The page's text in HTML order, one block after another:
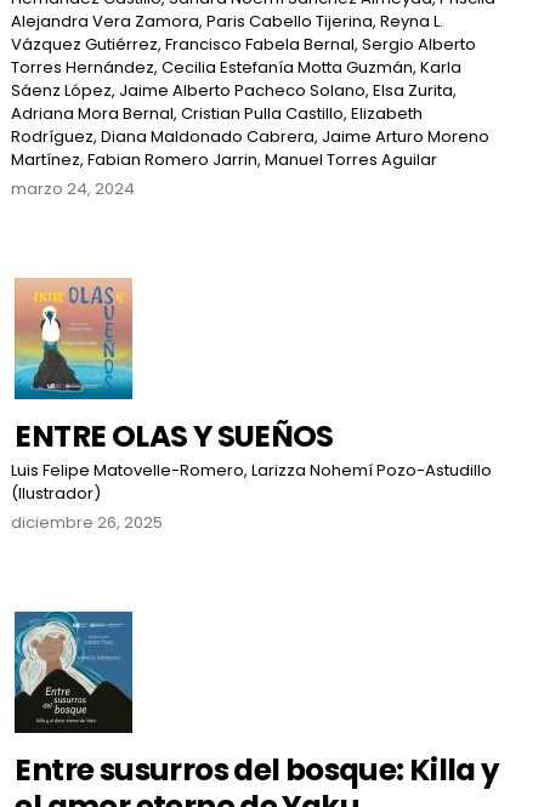
Alejandra Vera Zamora, Paris Cabello Tijerina, Reyna L.
Vázquez Gutiérrez, Francisco Fabela Bernal, Sergio Alberto
Torres Hernández, Cecilia Estefanía Motta Guzmán, Karla
Sáenz López, Jaime Alberto Pacheco Solano, Elsa Zurita,
Adriana Mora Bernal, Cristian Pulla Castillo, Elizabeth
Rodríguez, Diana Maldonado Cabrera, Jaime Arturo Moreno
Martínez, Fabian Romero Jarrin, Manuel Torres Aguilar
marzo 24, 2024
ENTRE OLAS Y SUEÑOS
Luis Felipe Matovelle-Romero, Larizza Nohemí Pozo-Astudillo
(Ilustrador)
diciembre 26, 2025
Entre susurros del bosque: Killa y